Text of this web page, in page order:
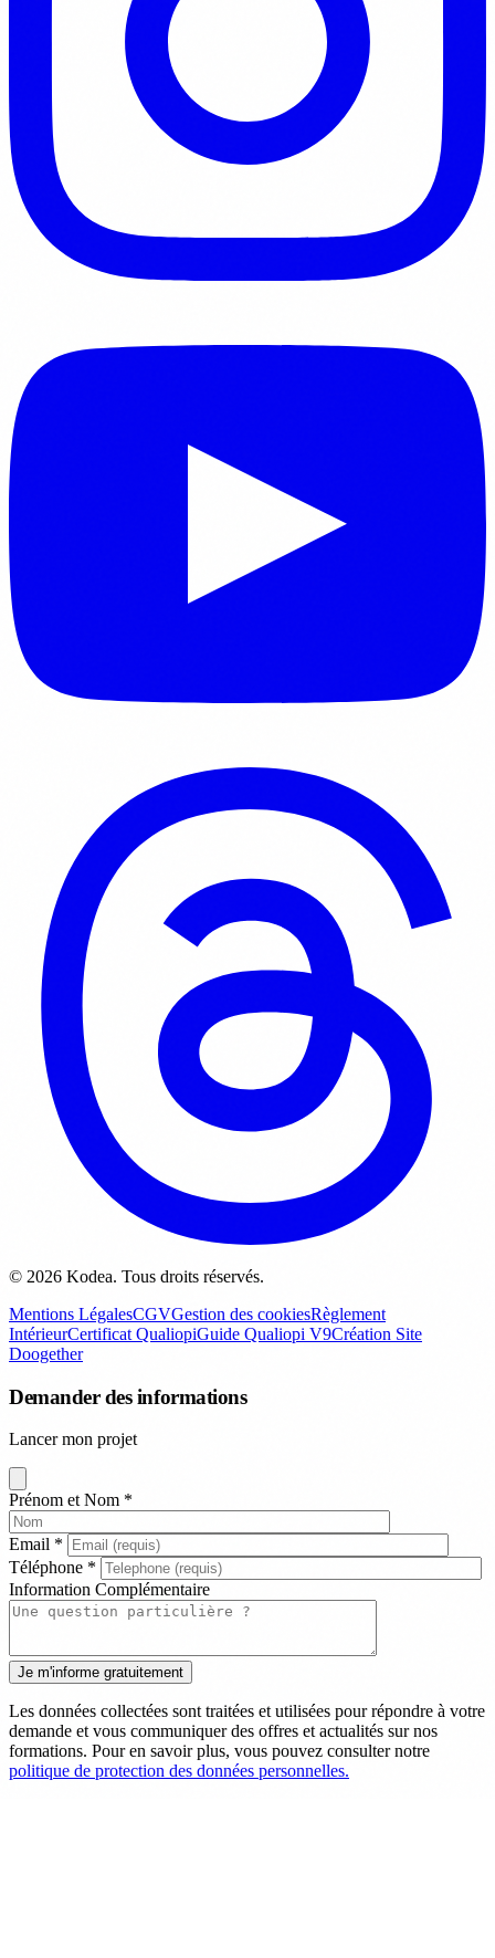
© 2026 Kodea. Tous droits réservés.
Mentions LégalesCGVGestion des cookiesRèglement
IntérieurCertificat QualiopiGuide Qualiopi V9Création Site
Doogether
Demander des informations
Lancer mon projet
Prénom et Nom *
Email *
Téléphone *
Information Complémentaire
Les données collectées sont traitées et utilisées pour répondre à votre
demande et vous communiquer des offres et actualités sur nos
formations. Pour en savoir plus, vous pouvez consulter notre
politique de protection des données personnelles.